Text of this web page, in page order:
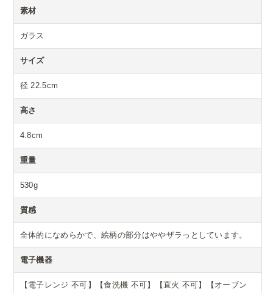
素材
ガラス
サイズ
径 22.5cm
高さ
4.8cm
重量
530g
質感
全体的になめらかで、絵柄の部分はややザラっとしています。
電子機器
【電子レンジ 不可】【食洗機 不可】【直火 不可】【オーブン